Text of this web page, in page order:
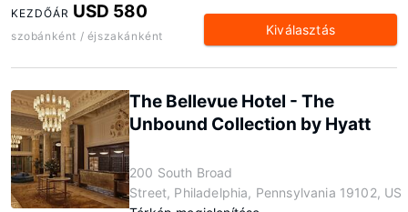
KEZDŐÁR USD 580
szobánként / éjszakánként Kiválasztás
The Bellevue Hotel - The
Unbound Collection by Hyatt
200 South Broad
Street, Philadelphia, Pennsylvania 19102, US